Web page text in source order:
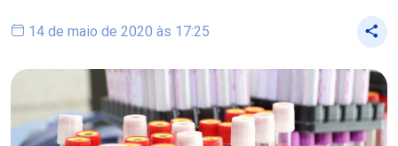
14 de maio de 2020 às 17:25